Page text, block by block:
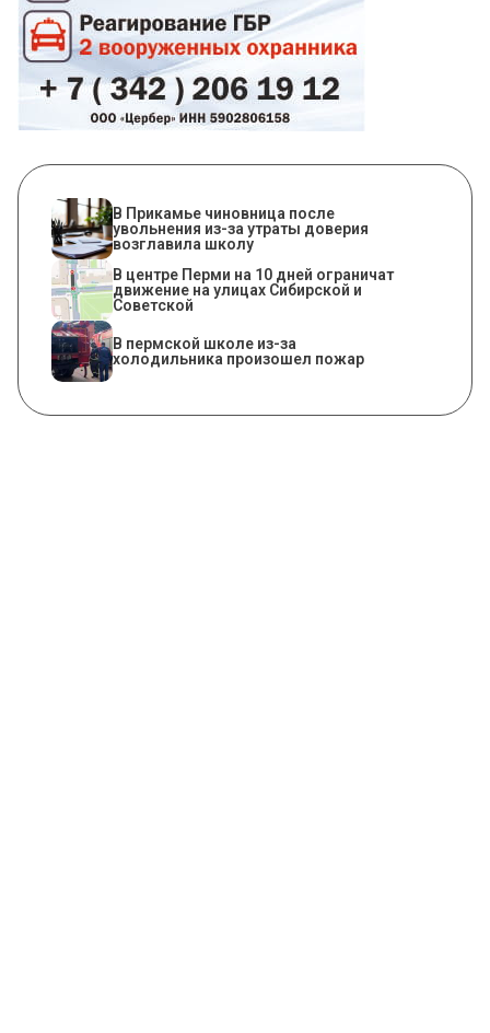
В Прикамье чиновница после
увольнения из-за утраты доверия
возглавила школу
В центре Перми на 10 дней ограничат
движение на улицах Сибирской и
Советской
​В пермской школе из-за
холодильника произошел пожар